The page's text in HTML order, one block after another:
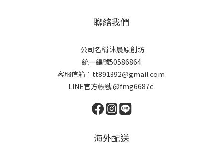
聯絡我們
公司名稱:沐晨原創坊
統一編號50586864
客服信箱：tt891892@gmail.com
LINE官方帳號:@fmg6687c
海外配送